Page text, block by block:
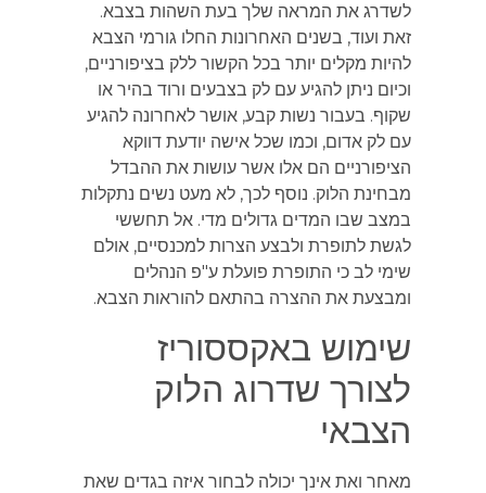
לשדרג את המראה שלך בעת השהות בצבא.
זאת ועוד, בשנים האחרונות החלו גורמי הצבא
להיות מקלים יותר בכל הקשור ללק בציפורניים,
וכיום ניתן להגיע עם לק בצבעים ורוד בהיר או
שקוף. בעבור נשות קבע, אושר לאחרונה להגיע
עם לק אדום, וכמו שכל אישה יודעת דווקא
הציפורניים הם אלו אשר עושות את ההבדל
מבחינת הלוק. נוסף לכך, לא מעט נשים נתקלות
במצב שבו המדים גדולים מדי. אל תחששי
לגשת לתופרת ולבצע הצרות למכנסיים, אולם
שימי לב כי התופרת פועלת ע"פ הנהלים
ומבצעת את ההצרה בהתאם להוראות הצבא.
שימוש באקססוריז
לצורך שדרוג הלוק
הצבאי
מאחר ואת אינך יכולה לבחור איזה בגדים שאת